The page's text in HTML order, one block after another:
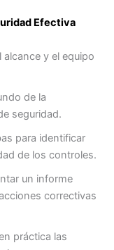
Efectiva
y el equipo
de la
seguridad.
para identificar
de los controles.
un informe
correctivas
práctica las